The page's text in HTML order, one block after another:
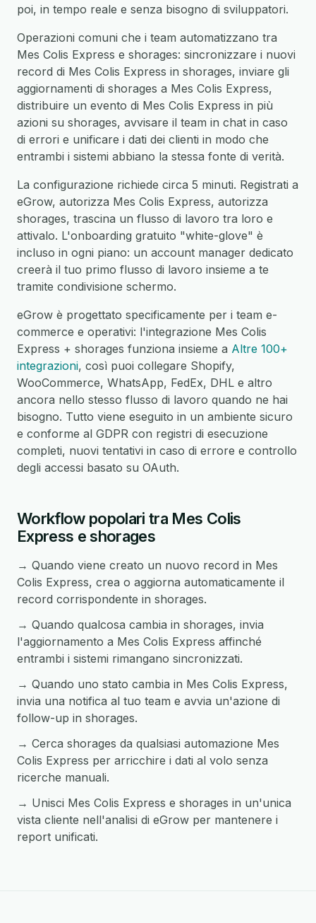
poi, in tempo reale e senza bisogno di sviluppatori.
Operazioni comuni che i team automatizzano tra
Mes Colis Express e shorages: sincronizzare i nuovi
record di Mes Colis Express in shorages, inviare gli
aggiornamenti di shorages a Mes Colis Express,
distribuire un evento di Mes Colis Express in più
azioni su shorages, avvisare il team in chat in caso
di errori e unificare i dati dei clienti in modo che
entrambi i sistemi abbiano la stessa fonte di verità.
La configurazione richiede circa 5 minuti. Registrati a
eGrow, autorizza Mes Colis Express, autorizza
shorages, trascina un flusso di lavoro tra loro e
attivalo. L'onboarding gratuito "white-glove" è
incluso in ogni piano: un account manager dedicato
creerà il tuo primo flusso di lavoro insieme a te
tramite condivisione schermo.
eGrow è progettato specificamente per i team e-
commerce e operativi: l'integrazione Mes Colis
Express + shorages funziona insieme a Altre 100+
integrazioni, così puoi collegare Shopify,
WooCommerce, WhatsApp, FedEx, DHL e altro
ancora nello stesso flusso di lavoro quando ne hai
bisogno. Tutto viene eseguito in un ambiente sicuro
e conforme al GDPR con registri di esecuzione
completi, nuovi tentativi in caso di errore e controllo
degli accessi basato su OAuth.
Workflow popolari tra Mes Colis
Express e shorages
→ Quando viene creato un nuovo record in Mes
Colis Express, crea o aggiorna automaticamente il
record corrispondente in shorages.
→ Quando qualcosa cambia in shorages, invia
l'aggiornamento a Mes Colis Express affinché
entrambi i sistemi rimangano sincronizzati.
→ Quando uno stato cambia in Mes Colis Express,
invia una notifica al tuo team e avvia un'azione di
follow-up in shorages.
→ Cerca shorages da qualsiasi automazione Mes
Colis Express per arricchire i dati al volo senza
ricerche manuali.
→ Unisci Mes Colis Express e shorages in un'unica
vista cliente nell'analisi di eGrow per mantenere i
report unificati.